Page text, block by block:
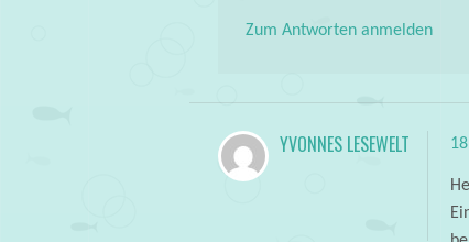
Zum Antworten anmelden
YVONNES LESEWELT